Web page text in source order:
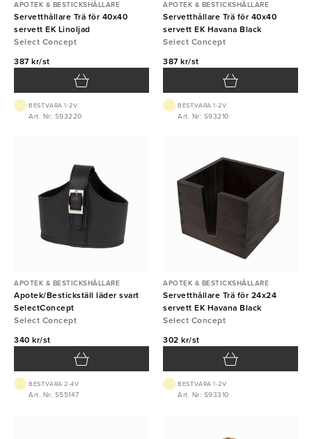
APOTEK & BESTICKSHÅLLARE
Servetthållare Trä för 40x40
servett EK Linoljad
Select Concept
387 kr/st
BEST.VARA 1-2V
Art. Nr: S93220
APOTEK & BESTICKSHÅLLARE
Servetthållare Trä för 40x40
servett EK Havana Black
Select Concept
387 kr/st
BEST.VARA 1-2V
Art. Nr: S93210
APOTEK & BESTICKSHÅLLARE
Apotek/Bestickställ läder svart
SelectConcept
Select Concept
340 kr/st
BEST.VARA 2-4V
Art. Nr: S55147
APOTEK & BESTICKSHÅLLARE
Servetthållare Trä för 24x24
servett EK Havana Black
Select Concept
302 kr/st
BEST.VARA 1-2V
Art. Nr: S93310